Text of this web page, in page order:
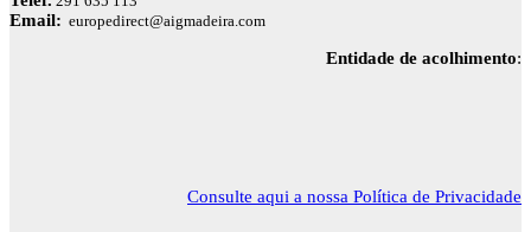
Email: europedirect@aigmadeira.com
Entidade de acolhimento:
Consulte aqui a nossa Política de Privacidade